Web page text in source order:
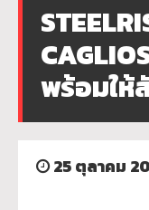
พร้อมให้
25 ตุลาคม